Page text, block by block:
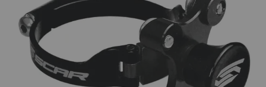
изображенията